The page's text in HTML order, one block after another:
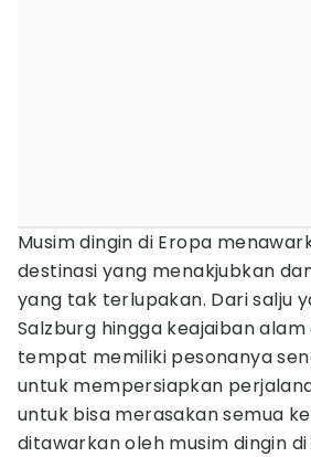
Musim dingin di Eropa
destinasi yang menakjubkan
yang tak terlupakan. Dari salju
Salzburg hingga keajaiban
tempat memiliki pesonanya
untuk mempersiapkan
untuk bisa merasakan semua
ditawarkan oleh musim dingin di